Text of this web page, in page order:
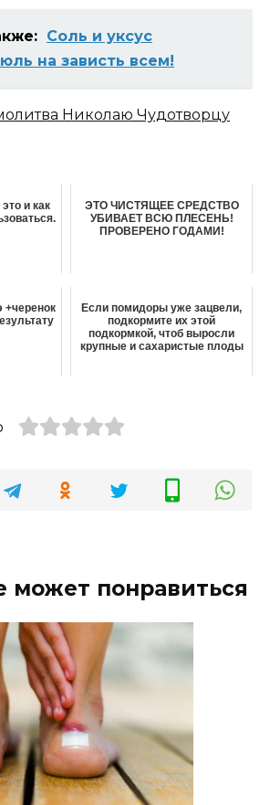
Соль и уксус
на зависть всем!
Николаю Чудотворцу
и как
ЭТО ЧИСТЯЩЕЕ СРЕДСТВО
УБИВАЕТ ВСЮ ПЛЕСЕНЬ!
ПРОВЕРЕНО ГОДАМИ!
+черенок
Если помидоры уже зацвели,
подкормите их этой
подкормкой, чтоб выросли
крупные и сахаристые плоды
может понравиться